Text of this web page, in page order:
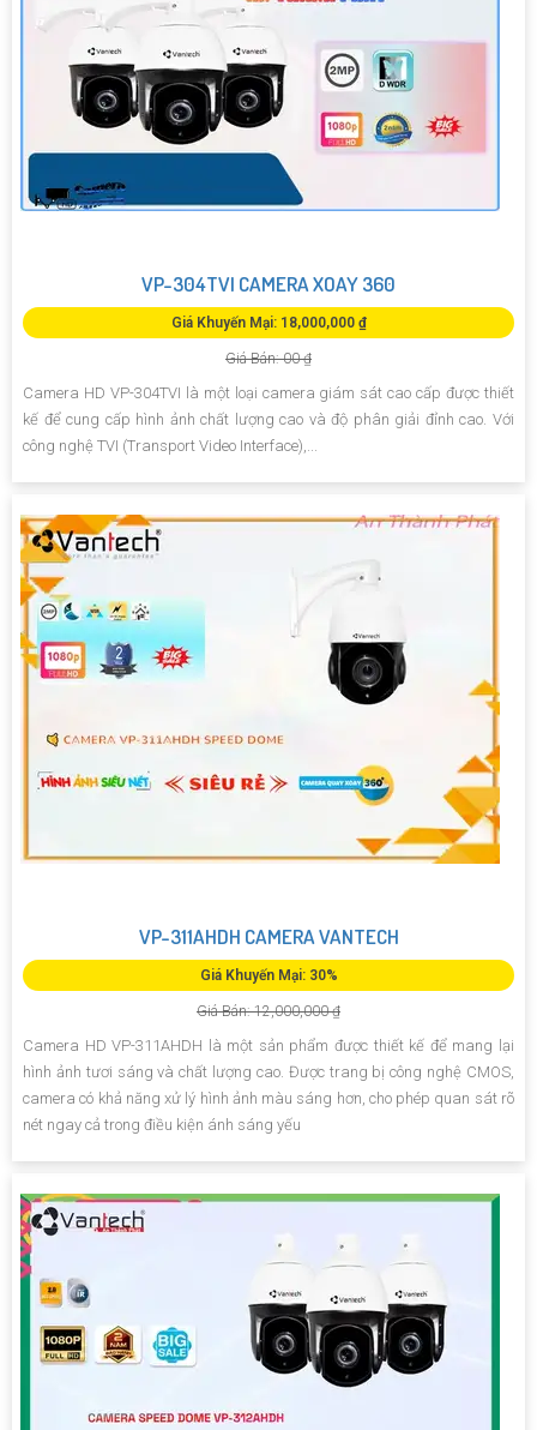
VP-304TVI CAMERA XOAY 360
Giá Khuyến Mại: 18,000,000 ₫
Giá Bán: 00 ₫
Camera HD VP-304TVI là một loại camera giám sát cao cấp được thiết
kế để cung cấp hình ảnh chất lượng cao và độ phân giải đỉnh cao. Với
công nghệ TVI (Transport Video Interface),...
VP-311AHDH CAMERA VANTECH
Giá Khuyến Mại: 30%
Giá Bán: 12,000,000 ₫
Camera HD VP-311AHDH là một sản phẩm được thiết kế để mang lại
hình ảnh tươi sáng và chất lượng cao. Được trang bị công nghệ CMOS,
camera có khả năng xử lý hình ảnh màu sáng hơn, cho phép quan sát rõ
nét ngay cả trong điều kiện ánh sáng yếu